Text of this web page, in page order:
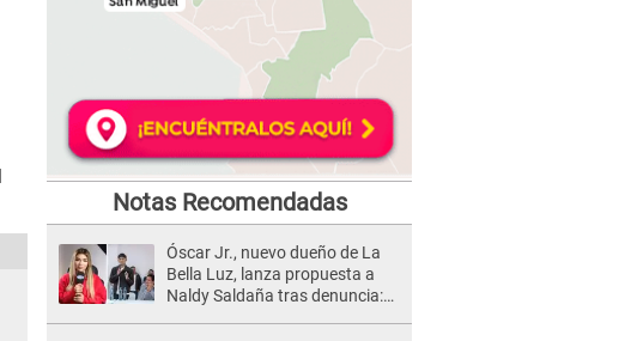
Notas Recomendadas
Óscar Jr., nuevo dueño de La
Bella Luz, lanza propuesta a
Naldy Saldaña tras denuncia: